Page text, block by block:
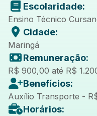
Escolaridade:
Ensino Técnico
Cidade:
Maringá
Remuneração:
R$ 900,00 até R$
Benefícios:
Auxílio Transporte -
Horários: